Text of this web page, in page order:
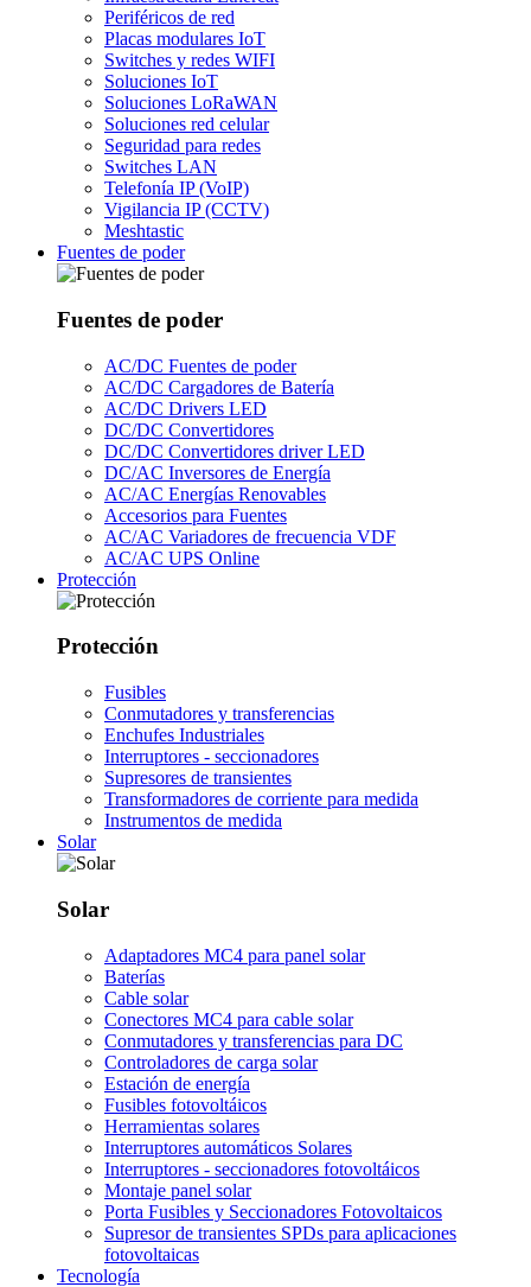
Periféricos de red
Placas modulares IoT
Switches y redes WIFI
Soluciones IoT
Soluciones LoRaWAN
Soluciones red celular
Seguridad para redes
Switches LAN
Telefonía IP (VoIP)
Vigilancia IP (CCTV)
Meshtastic
Fuentes de poder
Fuentes de poder
AC/DC Fuentes de poder
AC/DC Cargadores de Batería
AC/DC Drivers LED
DC/DC Convertidores
DC/DC Convertidores driver LED
DC/AC Inversores de Energía
AC/AC Energías Renovables
Accesorios para Fuentes
AC/AC Variadores de frecuencia VDF
AC/AC UPS Online
Protección
Protección
Fusibles
Conmutadores y transferencias
Enchufes Industriales
Interruptores - seccionadores
Supresores de transientes
Transformadores de corriente para medida
Instrumentos de medida
Solar
Solar
Adaptadores MC4 para panel solar
Baterías
Cable solar
Conectores MC4 para cable solar
Conmutadores y transferencias para DC
Controladores de carga solar
Estación de energía
Fusibles fotovoltáicos
Herramientas solares
Interruptores automáticos Solares
Interruptores - seccionadores fotovoltáicos
Montaje panel solar
Porta Fusibles y Seccionadores Fotovoltaicos
Supresor de transientes SPDs para aplicaciones
fotovoltaicas
Tecnología